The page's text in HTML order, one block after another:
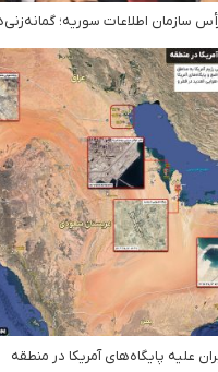
اطلاعات سوریه؛ گمانه‌زنی‌ها درباره